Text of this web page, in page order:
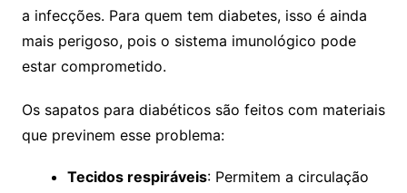
a infecções. Para quem tem diabetes, isso é ainda
mais perigoso, pois o sistema imunológico pode
estar comprometido.
Os sapatos para diabéticos são feitos com materiais
que previnem esse problema:
Tecidos respiráveis: Permitem a circulação